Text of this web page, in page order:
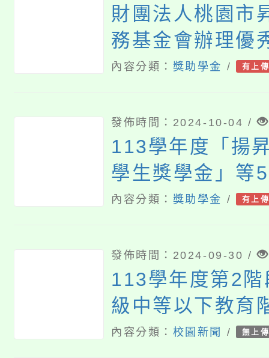
財團法人桃園市
務基金會辦理優
生獎助學金申請
內容分類： 獎助學金 / 有上
發佈時間：2024-10-04 /
113學年度「揚
學生獎學金」等
申請案
內容分類： 獎助學金 / 有上
發佈時間：2024-09-30 /
113學年度第2
級中等以下教育
型態實驗教育」
內容分類： 校園新聞 / 無上